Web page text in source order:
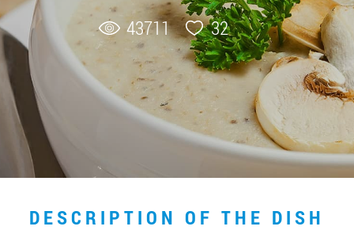
CONSUMER INFO
EVENTS
MEDIA-CENTRE
HORECA
Tender purchases
43711 32
DESCRIPTION OF THE DISH